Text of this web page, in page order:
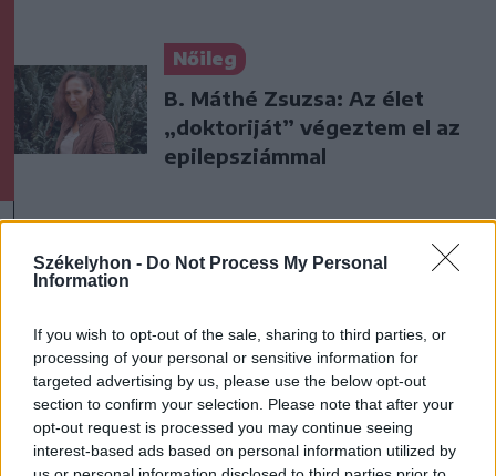
Székelyhon - Do Not Process My Personal
Information
If you wish to opt-out of the sale, sharing to third parties, or
processing of your personal or sensitive information for
targeted advertising by us, please use the below opt-out
section to confirm your selection. Please note that after your
opt-out request is processed you may continue seeing
interest-based ads based on personal information utilized by
Nőileg
B. Máthé Zsuzsa: Az élet
„doktoriját” végeztem el az
epilepsziámmal
A rovat további cikkei